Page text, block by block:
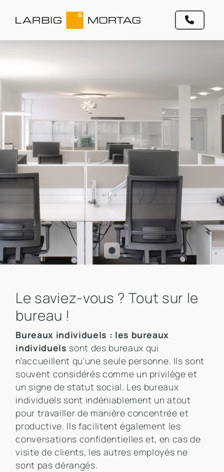
Le saviez-vous ? Tout sur le
bureau !
Bureaux individuels : les bureaux
individuels sont des bureaux qui
n'accueillent qu'une seule personne. Ils sont
souvent considérés comme un privilège et
un signe de statut social. Les bureaux
individuels sont indéniablement un atout
pour travailler de manière concentrée et
productive. Ils facilitent également les
conversations confidentielles et, en cas de
visite de clients, les autres employés ne
sont pas dérangés.